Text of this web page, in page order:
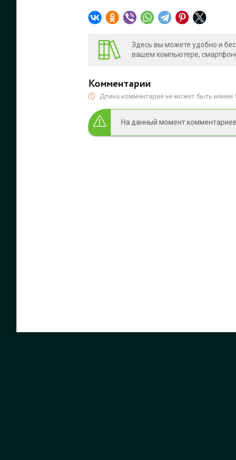
Здесь вы можете удобно и
вашем компьютере,
Комментарии
Длина комментария не может быть
На данный момент